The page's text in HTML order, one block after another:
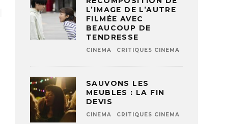
L’IMAGE DE L’AUTRE
FILMÉE AVEC
BEAUCOUP DE
TENDRESSE
CINEMA CRITIQUES CINEMA
SAUVONS LES
MEUBLES : LA FIN
DEVIS
CINEMA CRITIQUES CINEMA